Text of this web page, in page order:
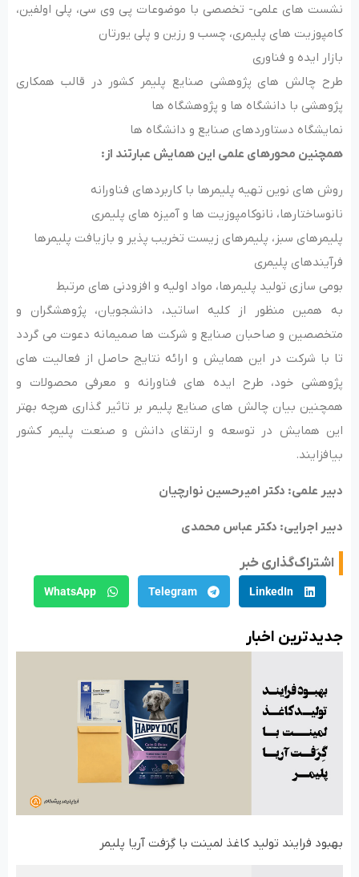
نشست های علمی- تخصصی با موضوعات پی وی سی، پلی اولفین،
کامپوزیت های پلیمری، چسب و رزین و پلی یورتان
بازار ایده و فناوری
طرح چالش های پژوهشی صنایع پلیمر کشور در قالب همکاری
پژوهشی با دانشگاه ها و پژوهشگاه ها
نمایشگاه دستاوردهای صنایع و دانشگاه ها
همچنین محورهای علمی این همایش عبارتند از :
روش های نوین تهیه پلیمرها با کاربردهای فناورانه
نانوساختارها، نانوکامپوزیت ها و آمیزه های پلیمری
پلیمرهای سبز، پلیمرهای زیست تخریب پذیر و بازیافت پلیمرها
فرآیندهای پلیمری
بومی سازی تولید پلیمرها، مواد اولیه و افزودنی های مرتبط
به همین منظور از کلیه اساتید، دانشجویان، پژوهشگران و
متخصصین و صاحبان صنایع و شرکت ها صمیمانه دعوت می گردد
تا با شرکت در این همایش و ارائه نتایج حاصل از فعالیت های
پژوهشی خود، طرح ایده های فناورانه و معرفی محصولات و
همچنین بیان چالش های صنایع پلیمر بر تاثیر گذاری هرچه بهتر
این همایش در توسعه و ارتقای دانش و صنعت پلیمر کشور
بیافزایند.
دبیر علمی: دکتر امیرحسین نوارچیان
دبیر اجرایی: دکتر عباس محمدی
اشتراک‌گذاری خبر
LinkedIn
Telegram
WhatsApp
جدید‌ترین اخبار
بهبود فرایند تولید کاغذ لمینت با گِرَفت آریا پلیمر